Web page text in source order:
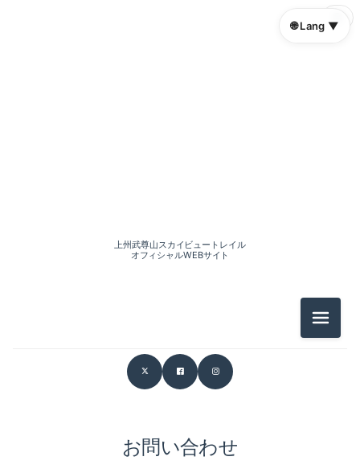
上州武尊山スカイビュートレイル
オフィシャルWEBサイト
メニュ
お問い合わせ
🌐
🌐 Lang ▼